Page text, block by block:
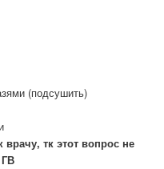
(подсушить)
врачу, тк этот вопрос не